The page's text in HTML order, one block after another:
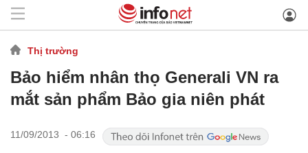
Thị trường
Bảo hiểm nhân thọ Generali VN ra
mắt sản phẩm Bảo gia niên phát
11/09/2013 - 06:16